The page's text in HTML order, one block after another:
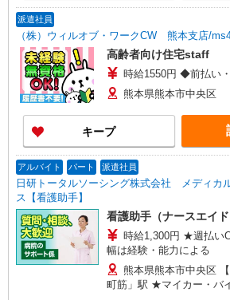
派遣社員
（株）ウィルオブ・ワークCW 熊本支店/
高齢者向け住宅staff
時給1550円 ◆
熊本県熊本市中央区
キープ
アルバイト パート 派遣社員
日研トータルソーシング株式会社 メディカ
ス【看護助手】
看護助手（ナースエイド
時給1,300円 ★週払いOK
幅は経験・能力による
熊本県熊本市中央区
町筋」駅 ★マイカー・バ